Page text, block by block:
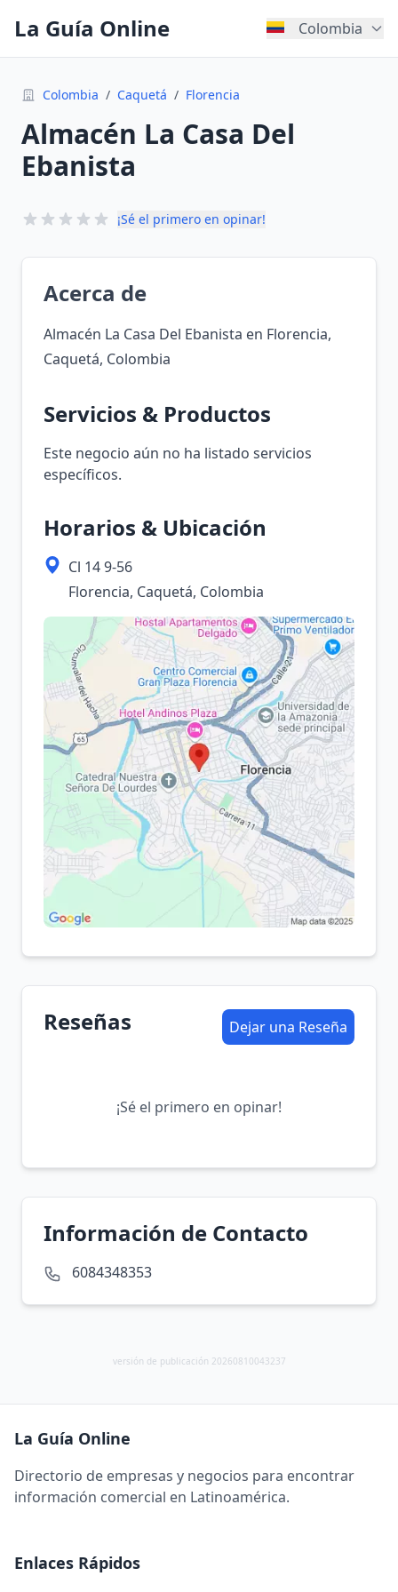
La Guía Online Colombia
Colombia / Caquetá / Florencia
Almacén La Casa Del
Ebanista
¡Sé el primero en opinar!
Acerca de
Almacén La Casa Del Ebanista en Florencia,
Caquetá, Colombia
Servicios & Productos
Este negocio aún no ha listado servicios
específicos.
Horarios & Ubicación
Cl 14 9-56
Florencia, Caquetá, Colombia
Reseñas Dejar una Reseña
¡Sé el primero en opinar!
Información de Contacto
6084348353
versión de publicación 20260810043237
La Guía Online
Directorio de empresas y negocios para encontrar
información comercial en Latinoamérica.
Enlaces Rápidos